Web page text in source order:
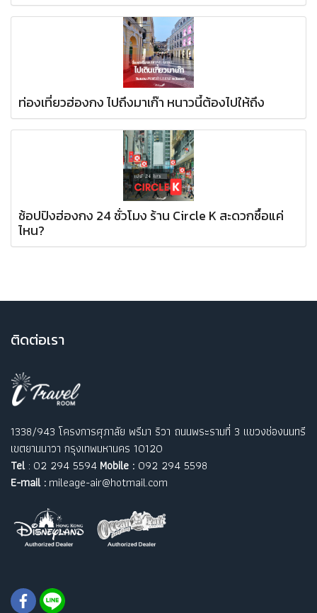
ท่องเที่ยวฮ่องกง ไปถึงมาเก๊า หนาวนี้ต้องไปให้ถึง
ช้อปปิงฮ่องกง 24 ชั่วโมง ร้าน Circle K สะดวกซื้อแค่
ไหน?
ติดต่อเรา
1338/943 โครงการศุภาลัย พรีมา ริวา ถนนพระรามที่ 3 แขวงช่องนนทรี
เขตยานนาวา กรุงเทพมหานคร 10120
Tel: 02 294 5594 Mobile : 092 294 5598
E-mail : mileage-air@hotmail.com